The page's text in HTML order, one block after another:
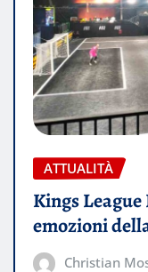
ATTUALITÀ
Kings
emozioni
Christian